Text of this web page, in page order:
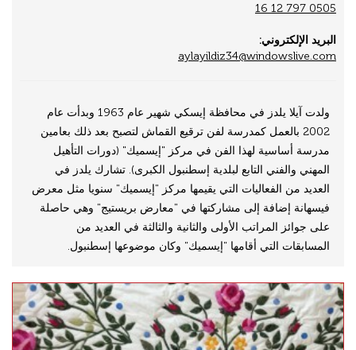
0505 797 12 16
البريد الإلكتروني:
aylayildiz34@windowslive.com
ولدت آيلا يلدز في محافظة إيسكي شهير عام 1963 وبدأت عام
2002 بالعمل كمدرسة لفن ترقيع القماش لتصبح بعد ذلك بعامين
مدرسة أساسية لهذا الفن في مركز "إيسميك" (دورات التأهيل
المهني والفني التابع لبلدية إسطنبول الكبرى). تشارك يلدز في
العديد من الفعاليات التي يقيمها مركز "إيسميك" سنويا مثل معرض
فيسهانة إضافة إلى مشاركتها في "معارض بريستيج" وهي حاصلة
على جوائز المراتب الأولى والثانية والثالثة في العديد من
المسابقات التي أقامها "إيسميك" وكان موضوعها إسطنبول.